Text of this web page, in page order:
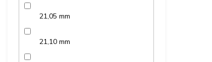
21,05 mm
21,10 mm